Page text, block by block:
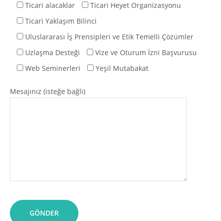
Ticari alacaklar
Ticari Heyet Organizasyonu
Ticari Yaklaşım Bilinci
Uluslararası İş Prensipleri ve Etik Temelli Çözümler
Uzlaşma Desteği
Vize ve Oturum İzni Başvurusu
Web Seminerleri
Yeşil Mutabakat
Mesajınız (isteğe bağlı)